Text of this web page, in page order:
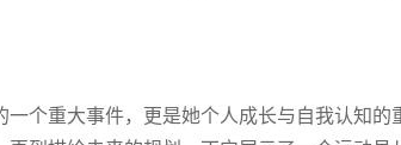
一个重大事件，更是她个人成长与自我认知